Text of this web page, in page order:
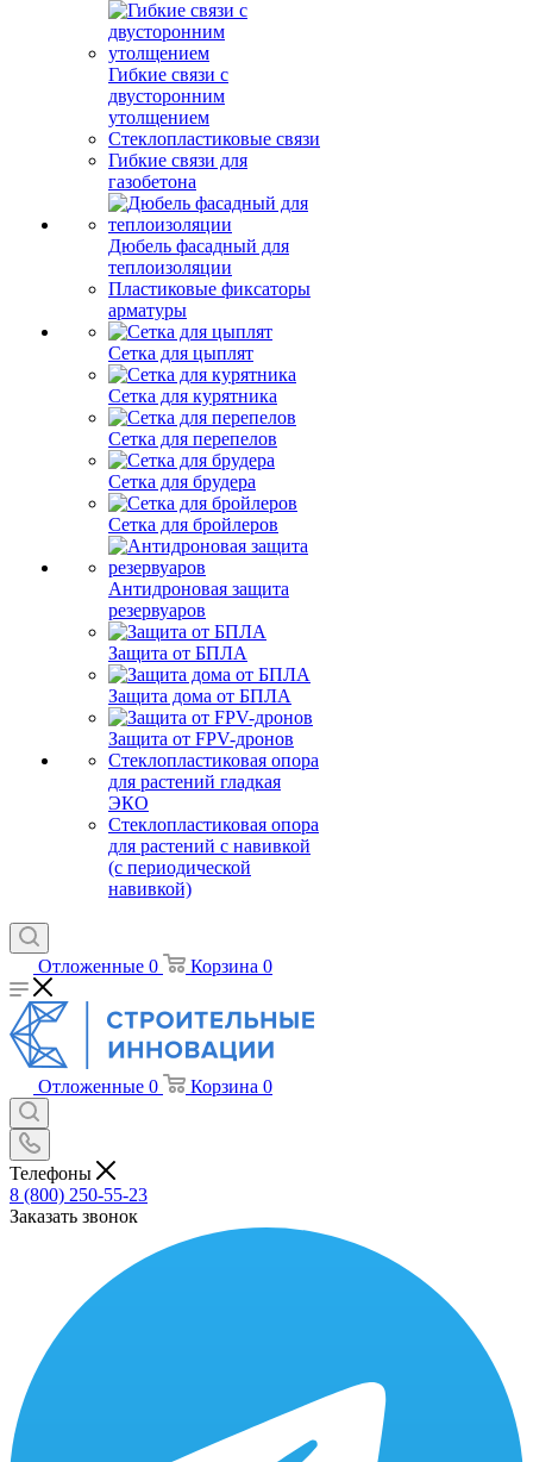
Гибкие связи с
двусторонним
утолщением
Стеклопластиковые связи
Гибкие связи для
газобетона
Дюбель фасадный для
теплоизоляции
Пластиковые фиксаторы
арматуры
Сетка для цыплят
Сетка для курятника
Сетка для перепелов
Сетка для брудера
Сетка для бройлеров
Антидроновая защита
резервуаров
Защита от БПЛА
Защита дома от БПЛА
Защита от FPV-дронов
Стеклопластиковая опора
для растений гладкая
ЭКО
Стеклопластиковая опора
для растений с навивкой
(с периодической
навивкой)
Отложенные 0 Корзина 0
Отложенные 0 Корзина 0
Телефоны
8 (800) 250-55-23
Заказать звонок